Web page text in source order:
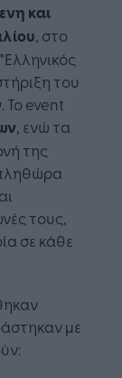
και
, στο
του
Το event
, ενώ τα
της
τους,
σε κάθε
με